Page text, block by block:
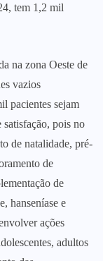
tem 1,2 mil
na zona Oeste de
vazios
pacientes sejam
satisfação, pois no
de natalidade, pré-
de
de
hanseníase e
ações
adultos